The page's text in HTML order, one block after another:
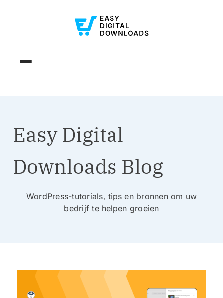
Easy Digital
Downloads Blog
WordPress-tutorials, tips en bronnen om uw
bedrijf te helpen groeien